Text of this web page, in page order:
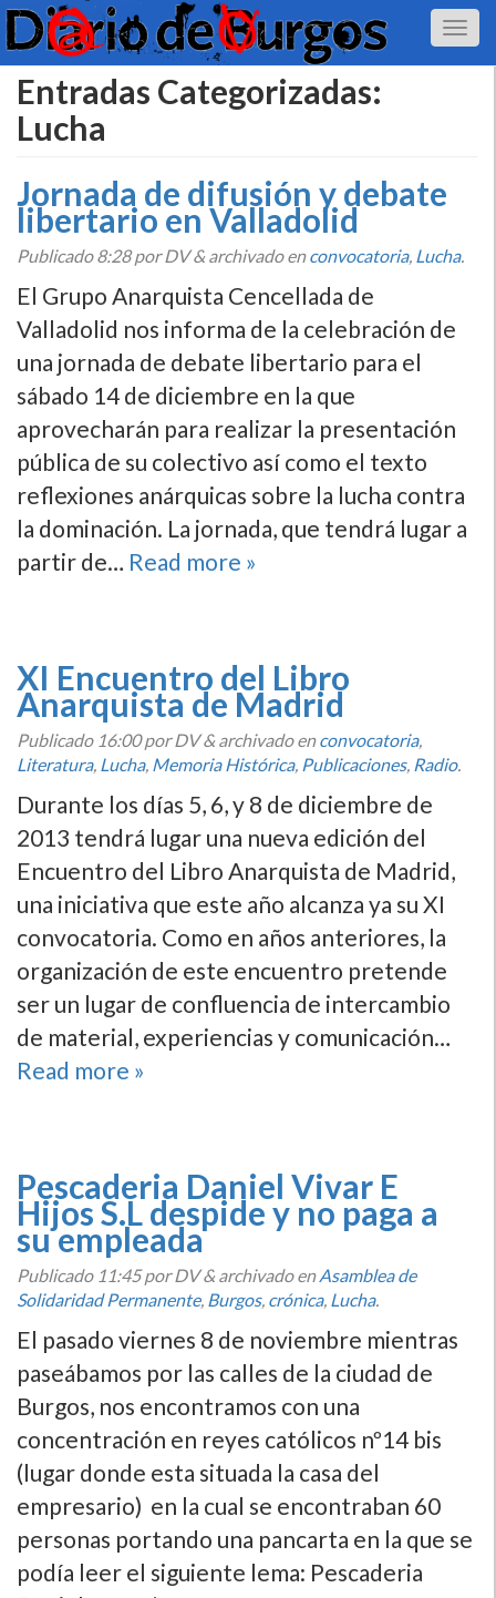
Entradas Categorizadas:
Lucha
Jornada de difusión y debate
libertario en Valladolid
Publicado8:28por DV&archivado enconvocatoria, Lucha.
El Grupo Anarquista Cencellada de
Valladolid nos informa de la celebración de
una jornada de debate libertario para el
sábado 14 de diciembre en la que
aprovecharán para realizar la presentación
pública de su colectivo así­ como el texto
reflexiones anárquicas sobre la lucha contra
la dominación. La jornada, que tendrá lugar a
partir de… Read more »
XI Encuentro del Libro
Anarquista de Madrid
Publicado 16:00por DV&archivado enconvocatoria,
Literatura, Lucha, Memoria Histórica, Publicaciones, Radio.
Durante los dí­as 5, 6, y 8 de diciembre de
2013 tendrá lugar una nueva edición del
Encuentro del Libro Anarquista de Madrid,
una iniciativa que este año alcanza ya su XI
convocatoria. Como en años anteriores, la
organización de este encuentro pretende
ser un lugar de confluencia de intercambio
de material, experiencias y comunicación…
Read more »
Pescaderia Daniel Vivar E
Hijos S.L despide y no paga a
su empleada
Publicado 11:45por DV&archivado enAsamblea de
Solidaridad Permanente, Burgos, crónica, Lucha.
El pasado viernes 8 de noviembre mientras
paseábamos por las calles de la ciudad de
Burgos, nos encontramos con una
concentración en reyes católicos nº14 bis
(lugar donde esta situada la casa del
empresario) en la cual se encontraban 60
personas portando una pancarta en la que se
podí­a leer el siguiente lema: Pescaderia